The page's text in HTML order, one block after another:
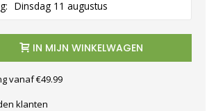
Dinsdag 11 augustus
IN MIJN WINKELWAGEN
vanaf €49.99
klanten